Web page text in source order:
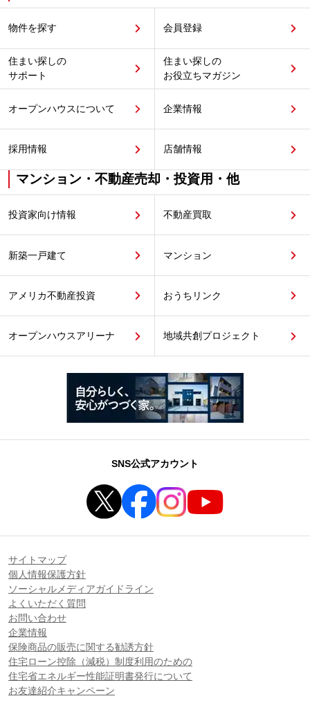
物件を探す 会員登録
住まい探しの
サポート
住まい探しの
お役立ちマガジン
オープンハウスについて 企業情報
採用情報 店舗情報
マンション・不動産売却・投資用・他
投資家向け情報 不動産買取
新築一戸建て マンション
アメリカ不動産投資 おうちリンク
オープンハウスアリーナ 地域共創プロジェクト
SNS公式アカウント
サイトマップ
個人情報保護方針
ソーシャルメディアガイドライン
よくいただく質問
お問い合わせ
企業情報
保険商品の販売に関する勧誘方針
住宅ローン控除（減税）制度利用のための
住宅省エネルギー性能証明書発行について
お友達紹介キャンペーン